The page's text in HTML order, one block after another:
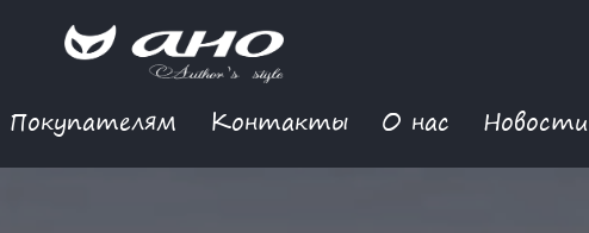
Покупателям Контакты О нас Новости